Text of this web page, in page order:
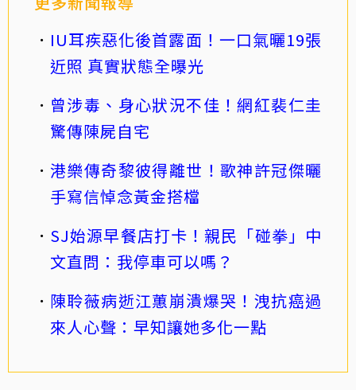
IU耳疾惡化後首露面！一口氣曬19張
近照 真實狀態全曝光
曾涉毒、身心狀況不佳！網紅裴仁圭
驚傳陳屍自宅
港樂傳奇黎彼得離世！歌神許冠傑曬
手寫信悼念黃金搭檔
SJ始源早餐店打卡！親民「碰拳」中
文直問：我停車可以嗎？
陳聆薇病逝江蕙崩潰爆哭！洩抗癌過
來人心聲：早知讓她多化一點